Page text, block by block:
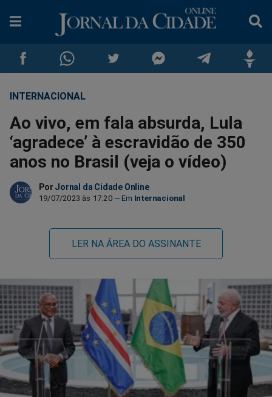
Compartilhar
no
Facebook
Compartilhar
no
Whatsapp
no
Twitter
no
Messenger
no
Telegram
no
INTERNACIONAL
Ao vivo, em fala absurda, Lula
‘agradece’ à escravidão de 350
anos no Brasil (veja o vídeo)
Por Jornal da Cidade Online
19/07/2023 às 17:20 Internacional
LER NA ÁREA DO ASSINANTE